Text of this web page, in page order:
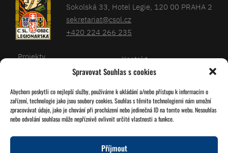
Spravovat Souhlas s cookies
Abychom poskytli co nejlepší služby, používáme k ukládání a/nebo přístupu k informacím o
zařízení, technologie jako jsou soubory cookies. Souhlas s těmito technologiemi nám umožní
zpracovávat údaje, jako je chování při procházení nebo jedinečná ID na tomto webu. Nesouhlas
nebo odvolání souhlasu může nepříznivě ovlivnit určité vlastnosti a funkce.
Příjmout
Sokolská 33, Hotel Legie, 120 00 PRAHA 2
sekretariat@csol.cz
+420 224 266 235
Projekty
Kalendář
O nás
Kontakt
Databáze legionářů
Pro členy
Zásady cookies